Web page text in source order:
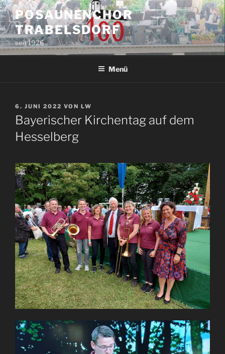
Zum
Inhalt
springen
POSAUNENCHOR
TRABELSDORF
seit 1926
Menü
VERÖFFENTLICHT
AM
6. JUNI 2022 VON LW
Bayerischer Kirchentag auf dem
Hesselberg